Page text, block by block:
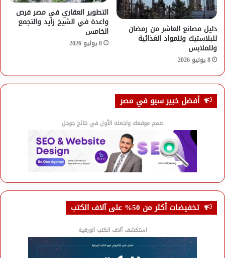
دليل مصانع العاشر من رمضان
للبلاستيك وللمواد الغذائية
وللملابس
8 يوليو 2026
التطوير العقاري في مصر فرص
واعدة في الشيخ زايد والتجمع
الخامس
8 يوليو 2026
أفضل خبير سيو في مصر
صمم موقعك واجعله الأول في نتائج جوجل
تخفيضات أكثر من 50% على آلاف الكتب
استكشف آلاف الكتب الورقية